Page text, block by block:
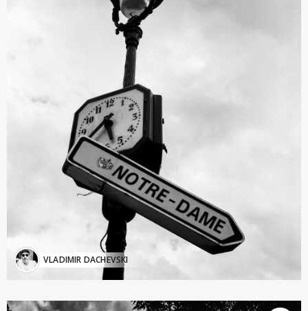
VLADIMIR DACHEVSKI